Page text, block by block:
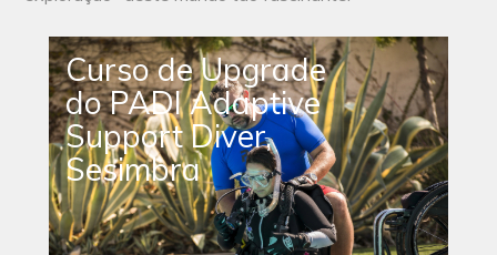
Curso de Upgrade
do PADI Adaptive
Support Diver,
Sesimbra